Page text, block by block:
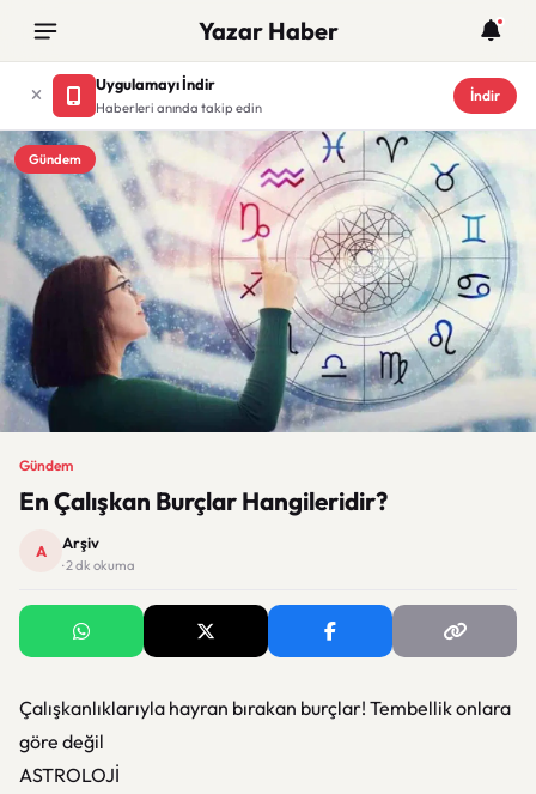
Yazar Haber
Uygulamayı İndir
Haberleri anında takip edin
İndir
Gündem
Gündem
En Çalışkan Burçlar Hangileridir?
A Arşiv
· 2 dk okuma
Çalışkanlıklarıyla hayran bırakan burçlar! Tembellik onlara
göre değil
ASTROLOJİ